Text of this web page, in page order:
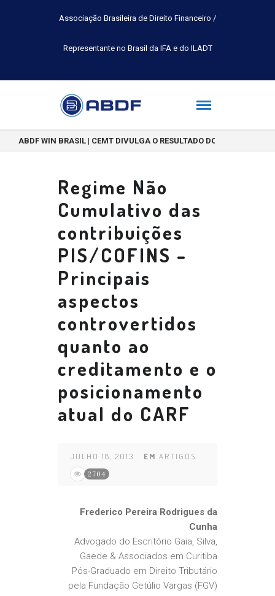
Associação Brasileira de Direito Financeiro /
Representante no Brasil da IFA e do ILADT
ABDF WIN BRASIL | CEMT DIVULGA O RESULTADO DO CONCURSO
Regime Não
Cumulativo das
contribuições
PIS/COFINS –
Principais
aspectos
controvertidos
quanto ao
creditamento e o
posicionamento
atual do CARF
JULHO 18, 2013 EM ARTIGOS
2704
Frederico Pereira Rodrigues da
Cunha
Advogado do Escritório Gaia, Silva,
Gaede & Associados em Curitiba
Pós-Graduado em Direito Tributário
pela Fundação Getúlio Vargas (FGV)